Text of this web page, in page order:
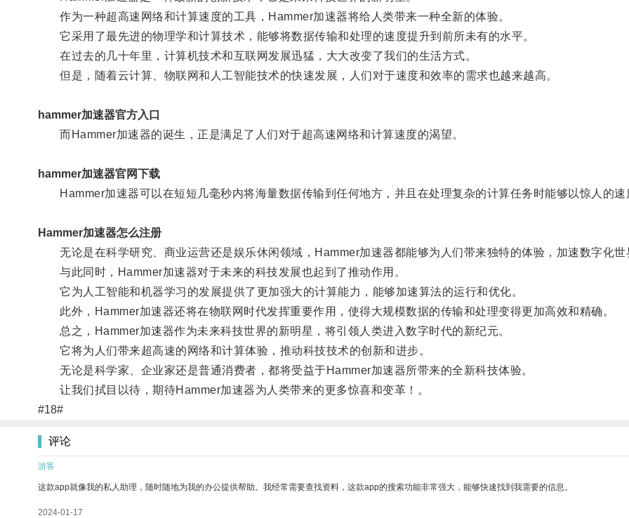
作为一种超高速网络和计算速度的工具，Hammer加速器将给人类带来一种全新的体验。
它采用了最先进的物理学和计算技术，能够将数据传输和处理的速度提升到前所未有的水平。
在过去的几十年里，计算机技术和互联网发展迅猛，大大改变了我们的生活方式。
但是，随着云计算、物联网和人工智能技术的快速发展，人们对于速度和效率的需求也越来越高。
hammer加速器官方入口
而Hammer加速器的诞生，正是满足了人们对于超高速网络和计算速度的渴望。
hammer加速器官网下载
Hammer加速器可以在短短几毫秒内将海量数据传输到任何地方，并且在处理复杂的计算任务时能够以惊人的速
Hammer加速器怎么注册
无论是在科学研究、商业运营还是娱乐休闲领域，Hammer加速器都能够为人们带来独特的体验，加速数字化世
与此同时，Hammer加速器对于未来的科技发展也起到了推动作用。
它为人工智能和机器学习的发展提供了更加强大的计算能力，能够加速算法的运行和优化。
此外，Hammer加速器还将在物联网时代发挥重要作用，使得大规模数据的传输和处理变得更加高效和精确。
总之，Hammer加速器作为未来科技世界的新明星，将引领人类进入数字时代的新纪元。
它将为人们带来超高速的网络和计算体验，推动科技技术的创新和进步。
无论是科学家、企业家还是普通消费者，都将受益于Hammer加速器所带来的全新科技体验。
让我们拭目以待，期待Hammer加速器为人类带来的更多惊喜和变革！。
#18#
评论
游客
这款app就像我的私人助理，随时随地为我的办公提供帮助。我经常需要查找资料，这款app的搜索功能非常强大，能够快速找到我需要的信息。
2024-01-17